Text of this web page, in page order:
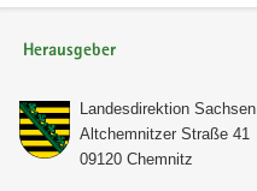
Herausgeber
Lan­des­di­rek­ti­on Sach­sen
Alt­chem­nit­zer Stra­ße 41
09120 Chem­nitz